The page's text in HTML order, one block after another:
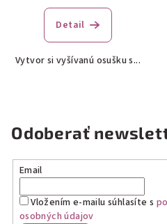
hodnotenie
produktu
z
Detail
Vytvor si vyšívanú osušku s...
Odoberať
Email
Vložením e-mailu súhlasíte s
osobných údajov